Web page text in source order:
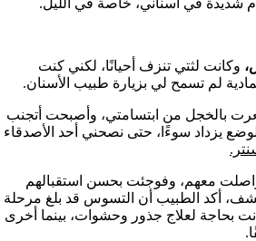
وكانت لثتي تنزف أحيانًا، لكني كنت
لم تسمح لي بزيارة طبيب الأسنان.
بالخجل من ابتسامتي، وأصبحت أتجنب
يزداد سوءًا، حتى نصحني أحد الأصدقاء
معهم، وفوجئت بحسن استقبالهم
أكد الطبيب أن التسوس قد بلغ مرحلة
بحاجة لعلاج جذور وحشوات، بينما أخرى